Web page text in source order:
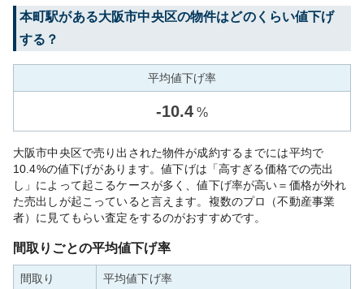
本町駅がある大阪市中央区の物件はどのくらい値下げ
する？
平均値下げ率
-10.4 %
大阪市中央区で売り出された物件が成約するまでには平均で
10.4%の値下げがあります。値下げは「高すぎる価格での売出
し」によって起こるケースが多く、値下げ率が高い＝価格が外れ
た売出しが起こっていると言えます。複数のプロ（不動産事業
者）に見てもらい査定をするのがおすすめです。
間取りごとの平均値下げ率
間取り 平均値下げ率